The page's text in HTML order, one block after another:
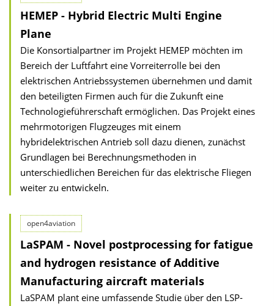
HEMEP - Hybrid Electric Multi Engine
Plane
Die Konsortialpartner im Projekt HEMEP möchten im
Bereich der Luftfahrt eine Vorreiterrolle bei den
elektrischen Antriebssystemen übernehmen und damit
den beteiligten Firmen auch für die Zukunft eine
Technologieführerschaft ermöglichen. Das Projekt eines
mehrmotorigen Flugzeuges mit einem
hybridelektrischen Antrieb soll dazu dienen, zunächst
Grundlagen bei Berechnungsmethoden in
unterschiedlichen Bereichen für das elektrische Fliegen
weiter zu entwickeln.
open4aviation
LaSPAM - Novel postprocessing for fatigue
and hydrogen resistance of Additive
Manufacturing aircraft materials
LaSPAM plant eine umfassende Studie über den LSP-